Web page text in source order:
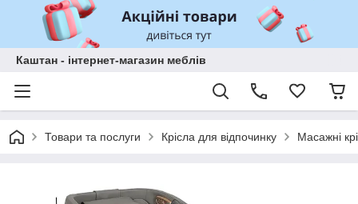
Каштан - інтернет-магазин меблів
Товари та послуги Крісла для відпочинку Масажні